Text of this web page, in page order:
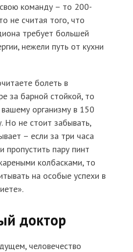
команду – то 200-
не считая того, что
требует большей
нежели путь от кухни
болеть в
за барной стойкой, то
организму в 150
Но не стоит забывать,
– если за три часа
пропустить пару пинт
колбасками, то
на особые успехи в
доктор
человечество